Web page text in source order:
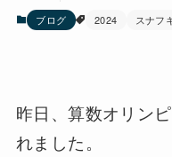
ブログ 2024 スナフ
昨日、算数オリン
れました。